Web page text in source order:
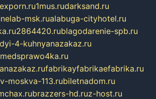
1mus.rudarksand.ru
msk.rualabuga-cityhotel.ru
2864420.rublagodarenie-spb.ru
4-kuhnyanazakaz.ru
medsprawo4ka.ru
fabrikayfabrikaefabrika.ru
moskva-113.rubiletnadom.ru
brazzers-hd.ruz-host.ru